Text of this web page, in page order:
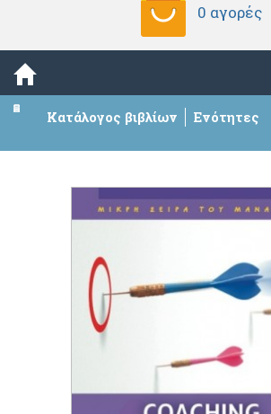
0 αγορές
Κατάλογος βιβλίων Ενότητες